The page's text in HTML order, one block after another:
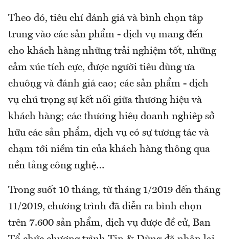
Theo đó, tiêu chí đánh giá và bình chọn tập
trung vào các sản phẩm - dịch vụ mang đến
cho khách hàng những trải nghiệm tốt, những
cảm xúc tích cực, được người tiêu dùng ưa
chuộng và đánh giá cao; các sản phẩm - dịch
vụ chú trọng sự kết nối giữa thương hiệu và
khách hàng; các thương hiệu doanh nghiệp sở
hữu các sản phẩm, dịch vụ có sự tương tác và
chạm tới niềm tin của khách hàng thông qua
nền tảng công nghệ…
Trong suốt 10 tháng, từ tháng 1/2019 đến tháng
11/2019, chương trình đã diễn ra bình chọn
trên 7.600 sản phẩm, dịch vụ được đề cử, Ban